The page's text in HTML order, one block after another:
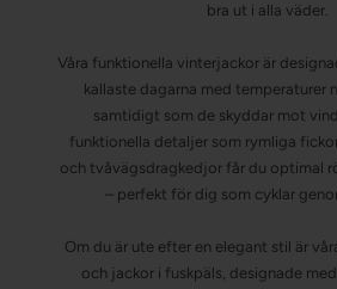
bra ut i alla väder.
Våra funktionella vinterjackor är
kallaste dagarna med temperaturer
samtidigt som de skyddar mot
funktionella detaljer som rymliga
och tvåvägsdragkedjor får du optimal
– perfekt för dig som cyklar
Om du är ute efter en elegant stil är
och jackor i fuskpäls, designade